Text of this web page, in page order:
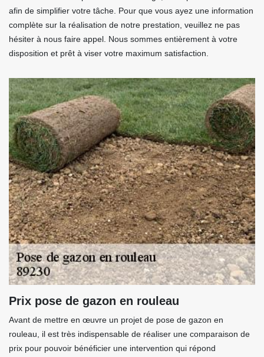
afin de simplifier votre tâche. Pour que vous ayez une information
complète sur la réalisation de notre prestation, veuillez ne pas
hésiter à nous faire appel. Nous sommes entièrement à votre
disposition et prêt à viser votre maximum satisfaction.
Prix pose de gazon en rouleau
Avant de mettre en œuvre un projet de pose de gazon en
rouleau, il est très indispensable de réaliser une comparaison de
prix pour pouvoir bénéficier une intervention qui répond